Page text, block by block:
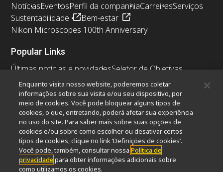
NotíciasEventosPerfil da companhiaCarreirasServiços
Sustentabilidade
Bem-estar
Nikon Microscopes 100th Anniversary
Popular Links
Últimas notícias e novidadesSeletor de Objetivas
Resolution CalculatorPubScopeOEM
Nikon Small World
MicroscopyU
Outros produtos Nikon
Produtos de imagem
Microscopia industriais e Metrologia
Sistemas de litografia semicondutores
Sistemas de litografia FPD
Enquanto visita nosso website, poderemos coletar
informações sobre sua visita e/ou seu dispositivo, por
meio de cookies. Você pode bloquear alguns tipos de
cookies, o que, entretando, poderá afetar sua experiência
no uso do site. Para saber mais sobre suas opções de
cookies e/ou sobre como escolher ou desativar certos
tipos de cookies, clique no link ‘Definições de cookies’.
Você pode, também, consultar nossaPolítica de
privacidadepara obter informações adicionais sobre
como utilizamos os cookies.